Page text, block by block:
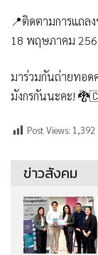
📍ติดตามการแถล
18 พฤษภาคม
มาร่วมกันถ่ายทอด
มังกรกันนะคะ!
Post Views: 1,392
ข่าวสังคม